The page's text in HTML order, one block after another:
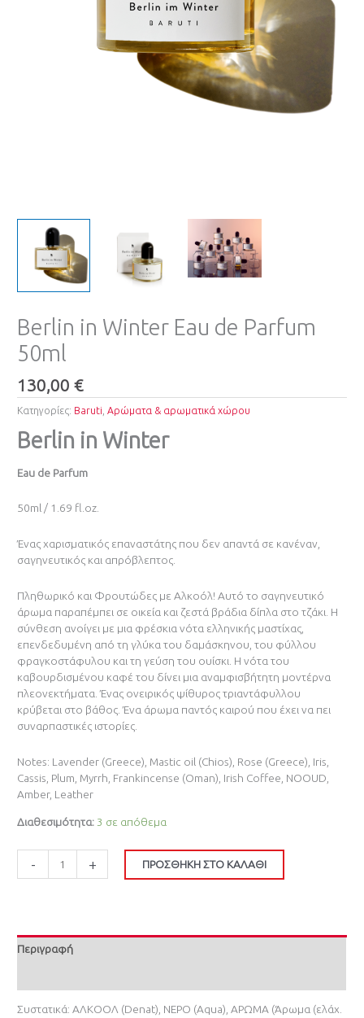
Berlin in Winter Eau de Parfum
50ml
130,00€
Κατηγορίες: Baruti ,Αρώματα & αρωματικά χώρου
Berlin in Winter
Eau de Parfum
50ml / 1.69 fl.oz.
Ένας χαρισματικός επαναστάτης που δεν απαντά σε κανέναν,
σαγηνευτικός και απρόβλεπτος.
Πληθωρικό και Φρουτώδες με Αλκοόλ! Αυτό το σαγηνευτικό
άρωμα παραπέμπει σε οικεία και ζεστά βράδια δίπλα στο τζάκι. Η
σύνθεση ανοίγει με μια φρέσκια νότα ελληνικής μαστίχας,
επενδεδυμένη από τη γλύκα του δαμάσκηνου, του φύλλου
φραγκοστάφυλου και τη γεύση του ουίσκι. Η νότα του
καβουρδισμένου καφέ του δίνει μια αναμφισβήτητη μοντέρνα
πλεονεκτήματα. Ένας ονειρικός ψίθυρος τριαντάφυλλου
κρύβεται στο βάθος. Ένα άρωμα παντός καιρού που έχει να πει
συναρπαστικές ιστορίες.
Notes: Lavender (Greece), Mastic oil (Chios), Rose (Greece), Iris,
Cassis, Plum, Myrrh, Frankincense (Oman), Irish Coffee, NOOUD,
Amber, Leather
Διαθεσιμότητα: 3 σε απόθεμα
- + ΠΡΟΣΘΉΚΗ ΣΤΟ ΚΑΛΆΘΙ
Περιγραφή
Συστατικά: ΑΛΚΟΟΛ (Denat), ΝΕΡΟ (Aqua), ΑΡΩΜΑ (Άρωμα (ελάχ.